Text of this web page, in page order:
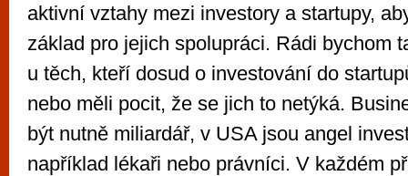
aktivní vztahy mezi investory a startupy,
základ pro jejich spolupráci. Rádi bychom
u těch, kteří dosud o investování do
nebo měli pocit, že se jich to netýká.
být nutně miliardář, v USA jsou angel
například lékaři nebo právníci. V každém